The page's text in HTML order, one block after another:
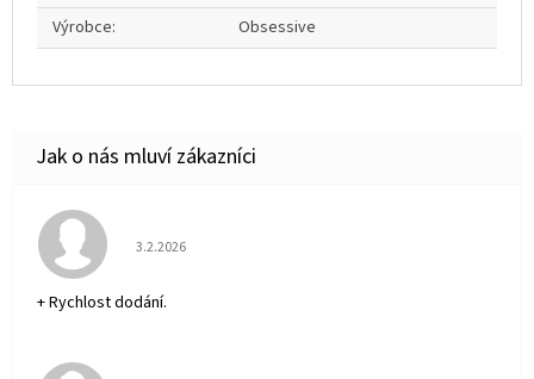
Výrobce: Obsessive
Hodnocení obchodu je 5 z 5 hvězdiček.
3.2.2026
+ Rychlost dodání.